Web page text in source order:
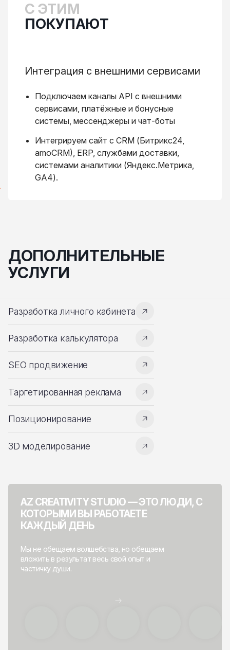
Разворачиваем сайт на хостинге и вешаем на
боевой домен.
С ЭТИМ
ПОКУПАЮТ
Интеграция с внешними сервисами
Подключаем каналы API с внешними
сервисами, платёжные и бонусные
системы, мессенджеры и чат-боты
Интегрируем сайт с CRM (Битрикс24,
amoCRM), ERP, службами доставки,
системами аналитики (Яндекс.Метрика,
GA4).
ДОПОЛНИТЕЛЬНЫЕ
УСЛУГИ
Разработка личного кабинета
Разработка калькулятора
SEO продвижение
Таргетированная реклама
Позиционирование
3D моделирование
AZ CREATIVITY STUDIO — ЭТО ЛЮДИ, С
КОТОРЫМИ ВЫ РАБОТАЕТЕ
КАЖДЫЙ ДЕНЬ
Мы не обещаем волшебства, но обещаем
вложить в результат весь свой опыт и
частичку души.